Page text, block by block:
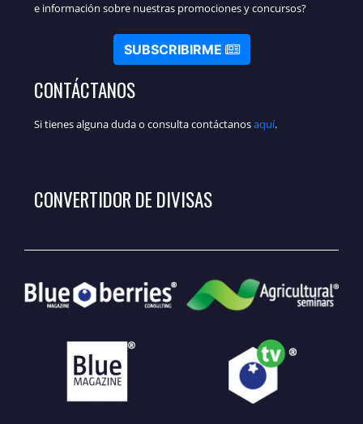
e información sobre nuestras promociones y concursos?
SUBSCRIBIRME
CONTÁCTANOS
Si tienes alguna duda o consulta contáctanosaquí.
CONVERTIDOR DE DIVISAS